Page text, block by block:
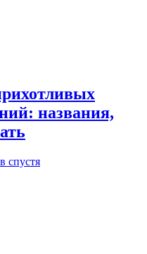
названия,
спустя